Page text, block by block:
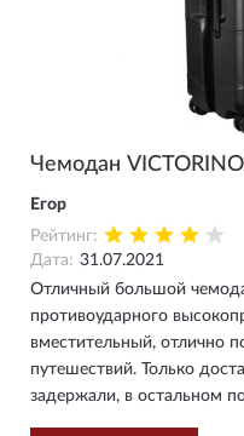
Чемодан
Егор
Рейтинг:
Дата: 31.07.2021
Отличный большой
противоударного
вместительный, отлично
путешествий. Только
задержали, в остальном